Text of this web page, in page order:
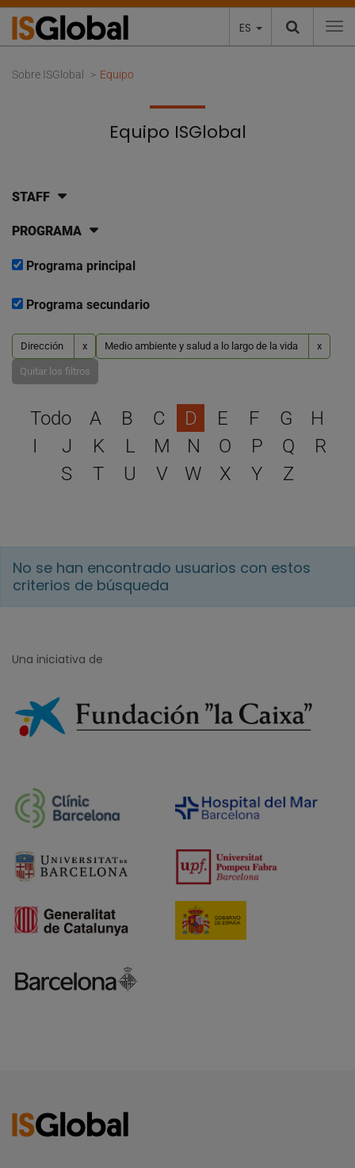
ES
Sobre ISGlobal Equipo
Equipo ISGlobal
STAFF
PROGRAMA
Programa principal
Programa secundario
Dirección x Medio ambiente y salud a lo largo de la vida x
Quitar los filtros
Selecciona una letra
Todo A B C D E F G
H
I
J K L M N O P Q
R
S
T U V W X Y Z
No se han encontrado usuarios con estos
criterios de búsqueda
Una iniciativa de